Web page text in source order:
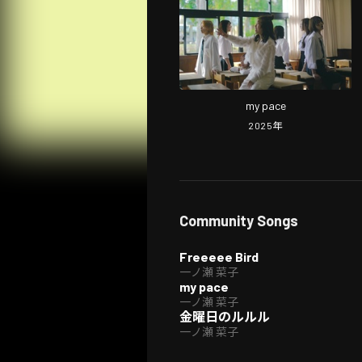
my pace
2025年
Community Songs
Freeeee Bird
一ノ瀬 菜子
my pace
一ノ瀬 菜子
金曜日のルルル
一ノ瀬 菜子